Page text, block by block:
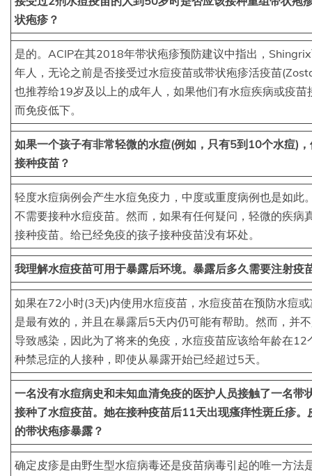
状疱疹？
是的。ACIP在其2018年带状疱疹预防建议中指出，
年人，无论之前是否接受过水痘疫苗或带状疱疹活疫苗
也推荐给19岁及以上的成年人，如果他们有水痘疾病或疫苗
而免疫低下。
如果一个孩子有非常轻微的水痘(例如，只有5到10个水痘)
接种疫苗？
轻度水痘病例会产生水痘免疫力，中度或重度病例也是如此
不需要接种水痘疫苗。然而，如果有任何疑问，轻微的疾病
接种疫苗。给已经免疫的孩子接种疫苗没有坏处。
我理解水痘疫苗可用于暴露后环境。暴露后多久需要注射疫
如果在72小时(3天)内使用水痘疫苗，水痘疫苗在预防水痘
是最有效的，并且在暴露后5天内仍可能有帮助。然而，并
导致感染，因此为了将来的免疫，水痘疫苗应该给年龄在
种禁忌症的人接种，即使从暴露开始已经超过5天。
一名没有水痘病史和未知血清免疫的医护人员接触了一名带
接种了水痘疫苗。她在接种疫苗后11天出现瘙痒性斑丘疹。
的带状疱疹暴露？
确定皮疹是由野生型水痘病毒还是疫苗病毒引起的唯一方法